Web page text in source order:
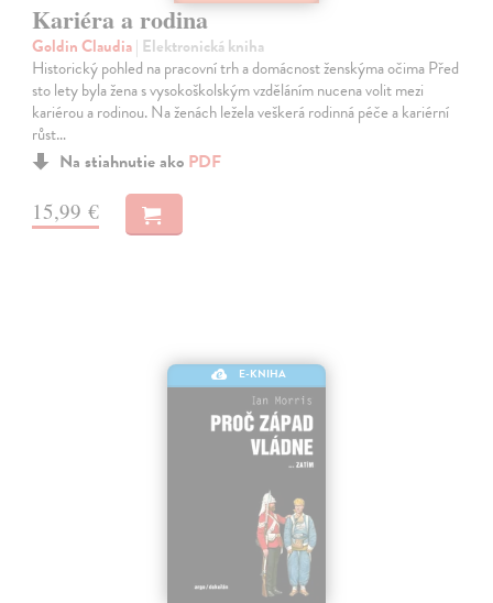
Kariéra a rodina
Goldin Claudia| Elektronická kniha
Historický pohled na pracovní trh a domácnost ženskýma očima Před
sto lety byla žena s vysokoškolským vzděláním nucena volit mezi
kariérou a rodinou. Na ženách ležela veškerá rodinná péče a kariérní
růst…
Na stiahnutie ako PDF
15,99 €
E-KNIHA